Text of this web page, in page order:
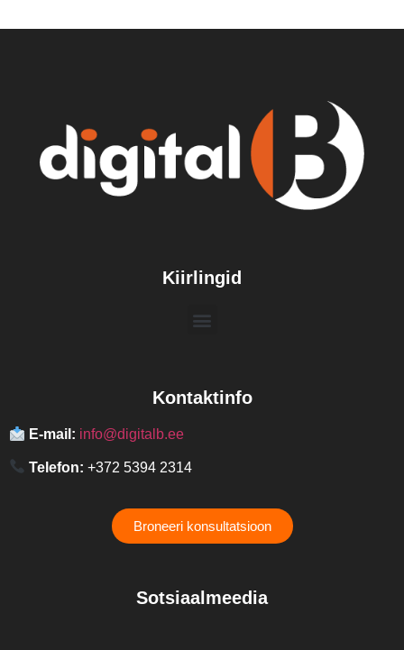
Kiirlingid
Kontaktinfo
E-mail: info@digitalb.ee
Telefon: +372 5394 2314
Broneeri konsultatsioon
Sotsiaalmeedia